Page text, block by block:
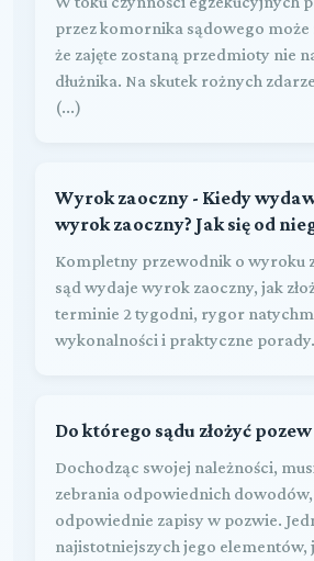
przez komornika sądowego może
że zajęte zostaną przedmioty nie
dłużnika. Na skutek rożnych
(...)
Wyrok zaoczny - Kiedy
wyrok zaoczny? Jak się od
Kompletny przewodnik o wyroku
sąd wydaje wyrok zaoczny, jak
terminie 2 tygodni, rygor
wykonalności i praktyczne porady.
Do którego sądu złożyć pozew
Dochodząc swojej należności,
zebrania odpowiednich
odpowiednie zapisy w pozwie.
najistotniejszych jego elementów,